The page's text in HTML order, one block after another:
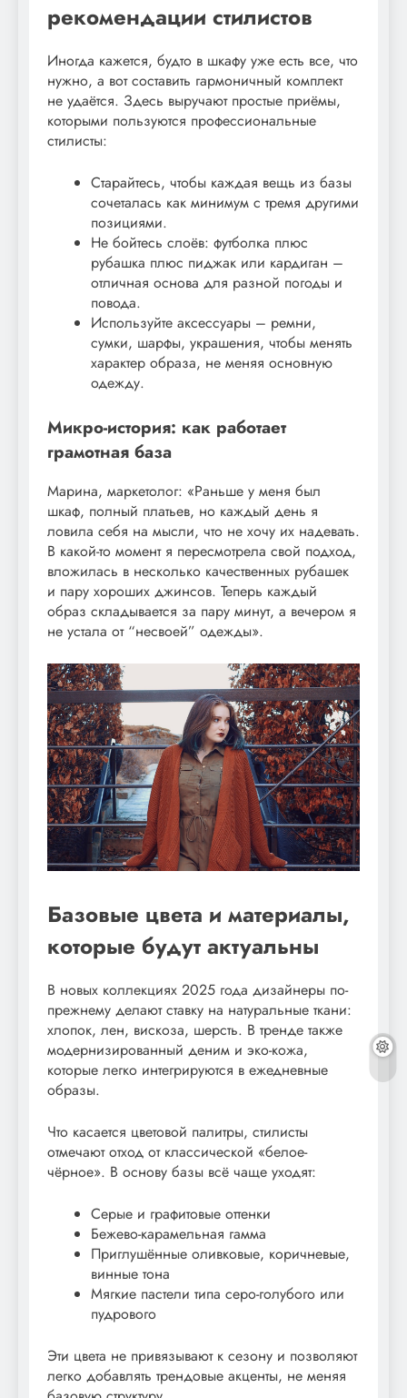
рекомендации стилистов
Иногда кажется, будто в шкафу уже есть все, что
нужно, а вот составить гармоничный комплект
не удаётся. Здесь выручают простые приёмы,
которыми пользуются профессиональные
стилисты:
Старайтесь, чтобы каждая вещь из базы
сочеталась как минимум с тремя другими
позициями.
Не бойтесь слоёв: футболка плюс
рубашка плюс пиджак или кардиган –
отличная основа для разной погоды и
повода.
Используйте аксессуары – ремни,
сумки, шарфы, украшения, чтобы менять
характер образа, не меняя основную
одежду.
Микро-история: как работает
грамотная база
Марина, маркетолог: «Раньше у меня был
шкаф, полный платьев, но каждый день я
ловила себя на мысли, что не хочу их надевать.
В какой-то момент я пересмотрела свой подход,
вложилась в несколько качественных рубашек
и пару хороших джинсов. Теперь каждый
образ складывается за пару минут, а вечером я
не устала от “несвоей” одежды».
Базовые цвета и материалы,
которые будут актуальны
В новых коллекциях 2025 года дизайнеры по-
прежнему делают ставку на натуральные ткани:
хлопок, лен, вискоза, шерсть. В тренде также
модернизированный деним и эко-кожа,
которые легко интегрируются в ежедневные
образы.
Что касается цветовой палитры, стилисты
отмечают отход от классической «белое-
чёрное». В основу базы всё чаще уходят:
Серые и графитовые оттенки
Бежево-карамельная гамма
Приглушённые оливковые, коричневые,
винные тона
Мягкие пастели типа серо-голубого или
пудрового
Эти цвета не привязывают к сезону и позволяют
легко добавлять трендовые акценты, не меняя